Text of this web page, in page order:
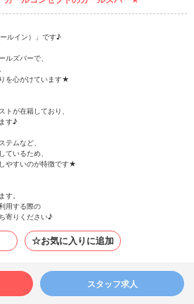
ルイン）」です♪
ルズバーで、
を心がけています★
トが在籍しており、
す♪
テムなど、
ているため、
やすいのが特徴です★
す。
用する際の
寄りください♪
☆お気に入りに追加
スタッフ求人